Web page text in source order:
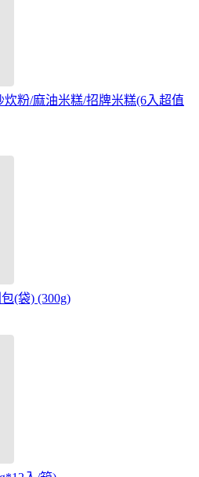
粉/麻油米糕/招牌米糕(6入超值
(袋) (300g)